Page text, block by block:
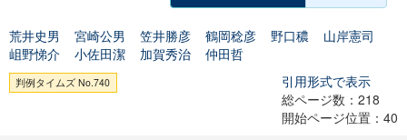
荒井史男 宮崎公男 笠井勝彦 鶴岡稔彦 野口穠
山岸憲司
岨野悌介
小佐田潔 加賀秀治 仲田哲
判例タイムズ No.740
引用形式で表示
総ページ数：218
開始ページ位置：40